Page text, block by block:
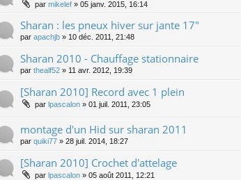
par mikelef » 05 janv. 2015, 16:14
Sharan : les pneux hiver sur jante 17"
par apachjb » 10 déc. 2011, 21:48
Sharan 2010 - Chauffage stationnaire
par thealf52 » 11 avr. 2012, 19:39
[Sharan 2010] Record avec 1 plein
par lpascalon » 01 juil. 2011, 23:05
montage d'un Hid sur sharan 2011
par quiki77 » 28 juil. 2014, 18:27
[Sharan 2010] Crochet d'attelage
par lpascalon » 05 août 2011, 12:21